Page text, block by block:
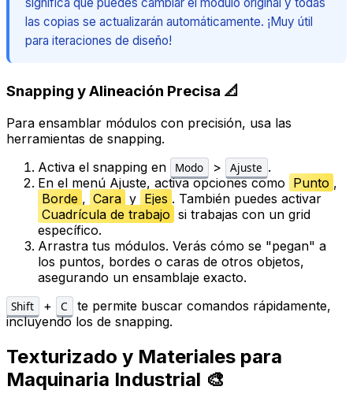
las copias se actualizarán automáticamente. ¡Muy útil
para iteraciones de diseño!
Snapping y Alineación Precisa 📐
Para ensamblar módulos con precisión, usa las
herramientas de snapping.
Activa el snapping en
Modo > Ajuste .
En el menú Ajuste, activa opciones como Punto ,
Borde , Cara y Ejes . También puedes activar
Cuadrícula de trabajo si trabajas con un grid
específico.
Arrastra tus módulos. Verás cómo se "pegan" a
los puntos, bordes o caras de otros objetos,
asegurando un ensamblaje exacto.
Shift + C
te permite buscar comandos rápidamente,
incluyendo los de snapping.
Texturizado y Materiales para
Maquinaria Industrial 🎨